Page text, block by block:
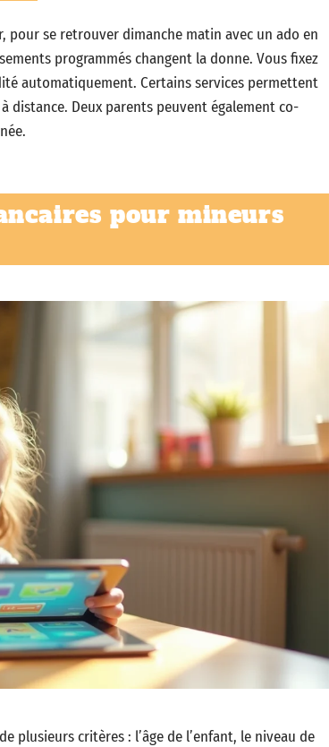
pour se retrouver dimanche matin avec un ado en
programmés changent la donne. Vous fixez
automatiquement. Certains services permettent
distance. Deux parents peuvent également co-
pour mineurs
plusieurs critères : l’âge de l’enfant, le niveau de